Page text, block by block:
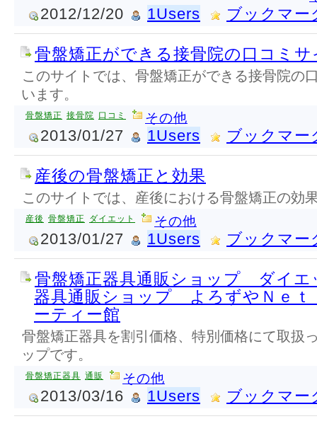
2012/12/20 1Users ブックマー
骨盤矯正ができる接骨院の口コミサ
このサイトでは、骨盤矯正ができる接骨院の
います。
骨盤矯正 接骨院 口コミ その他
2013/01/27 1Users ブックマー
産後の骨盤矯正と効果
このサイトでは、産後における骨盤矯正の効
産後 骨盤矯正 ダイエット その他
2013/01/27 1Users ブックマー
骨盤矯正器具通販ショップ ダイエ
器具通販ショップ よろずやＮｅ
ーティー館
骨盤矯正器具を割引価格、特別価格にて取扱
ップです。
骨盤矯正器具 通販 その他
2013/03/16 1Users ブックマー